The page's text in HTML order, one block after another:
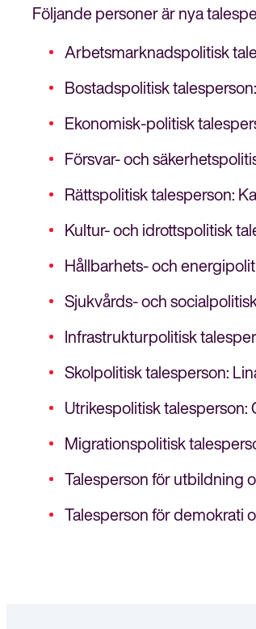
Följande personer är nya
Arbetsmarknadspolitisk
Bostadspolitisk
Ekonomisk-politisk
Försvar- och
Rättspolitisk talesperson:
Kultur- och idrottspolitisk
Hållbarhets- och
Sjukvårds- och
Infrastrukturpolitisk
Skolpolitisk talesperson:
Utrikespolitisk
Migrationspolitisk
Talesperson för utbildning
Talesperson för demokrati